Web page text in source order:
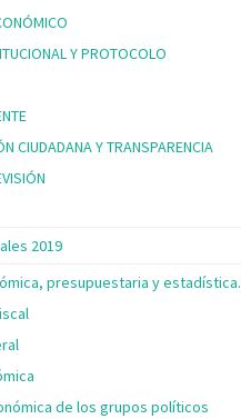
Y PROTOCOLO
CIUDADANA Y TRANSPARENCIA
2019
presupuestaria y estadística.
de los grupos políticos